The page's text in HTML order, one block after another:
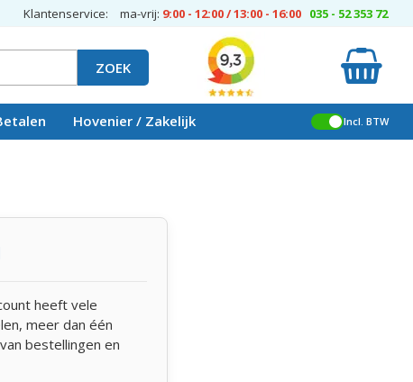
Klantenservice: ma-vrij: 9:00 - 12:00 / 13:00 - 16:00 035 - 52 353 72
Incl. BTW
ZOEK
Hovenier / Zakelijk
heeft vele
meer dan één
bestellingen en